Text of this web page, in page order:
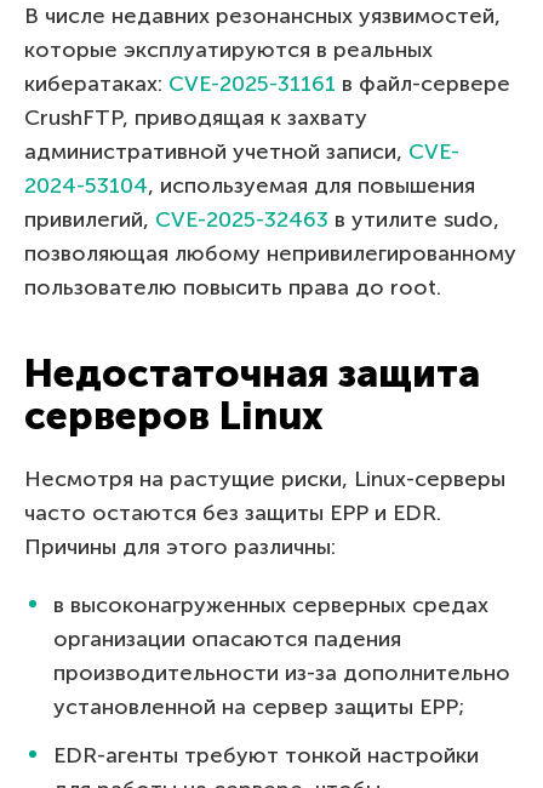
В числе недавних резонансных уязвимостей,
которые эксплуатируются в реальных
кибератаках: CVE-2025-31161 в файл-сервере
CrushFTP, приводящая к захвату
административной учетной записи, CVE-
2024-53104, используемая для повышения
привилегий, CVE-2025-32463 в утилите sudo,
позволяющая любому непривилегированному
пользователю повысить права до root.
Недостаточная защита
серверов Linux
Несмотря на растущие риски, Linux-серверы
часто остаются без защиты EPP и EDR.
Причины для этого различны:
в высоконагруженных серверных средах
организации опасаются падения
производительности из-за дополнительно
установленной на сервер защиты EPP;
EDR-агенты требуют тонкой настройки